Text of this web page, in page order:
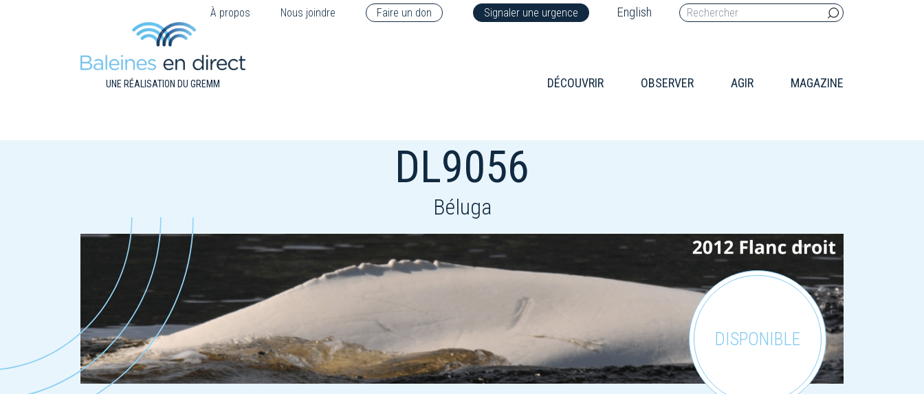
À propos Nous joindre Faire un don Signaler une urgence English
UNE RÉALISATION DU GREMM DÉCOUVRIR OBSERVER AGIR MAGAZINE
DL9056
Béluga
DISPONIBLE